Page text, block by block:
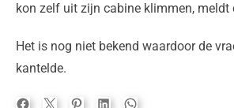
kon zelf uit zijn cabine klimmen, meldt
Het is nog niet bekend waardoor de
kantelde.